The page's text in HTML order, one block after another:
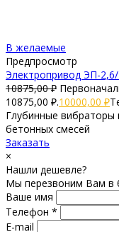
В желаемые
Предпросмотр
Электропривод ЭП-
10875,00₽
10875,00 ₽.10000,00 ₽
Глубинные вибраторы
бетонных смесей
Заказать
×
Нашли дешевле?
Мы перезвоним Вам в
Ваше имя
Телефон *
E-mail